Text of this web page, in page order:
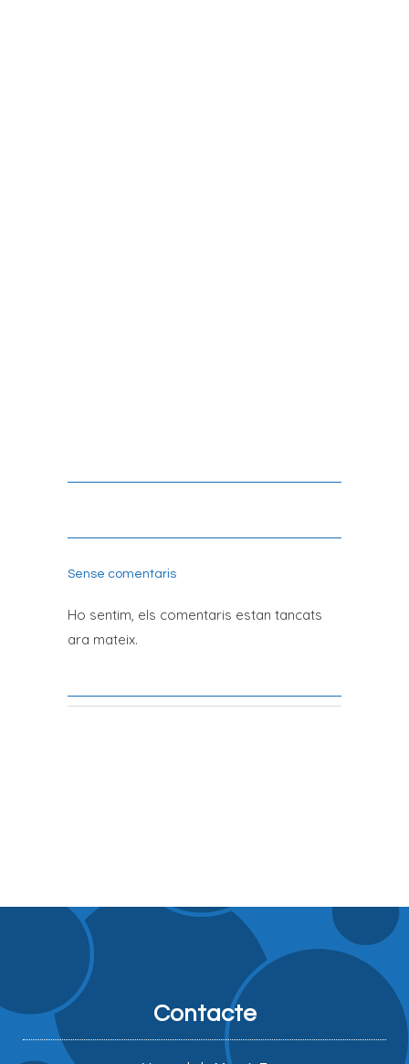
Sense comentaris
Ho sentim, els comentaris estan tancats
ara mateix.
Contacte